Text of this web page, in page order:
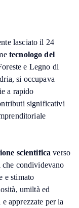
lasciato il 24
tecnologo del
e Legno di
si occupava
a rapido
significativi
scientifica verso
condividevano
e stimato
umiltà ed
apprezzate per la